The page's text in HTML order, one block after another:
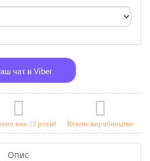
вже 13 років! Власне виробництво
Опис